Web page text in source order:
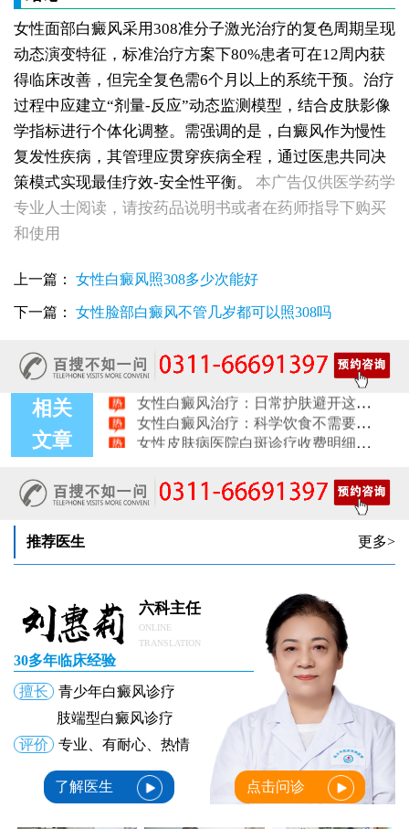
女性面部白癜风采用308准分子激光治疗的复色周期呈现
动态演变特征，标准治疗方案下80%患者可在12周内获
得临床改善，但完全复色需6个月以上的系统干预。治疗
过程中应建立“剂量-反应”动态监测模型，结合皮肤影像
学指标进行个体化调整。需强调的是，白癜风作为慢性
复发性疾病，其管理应贯穿疾病全程，通过医患共同决
策模式实现最佳疗效-安全性平衡。
本广告仅供医学药学
专业人士阅读，请按药品说明书或者在药师指导下购买
和使用
上一篇： 女性白癜风照308多少次能好
下一篇： 女性脸部白癜风不管几岁都可以照308吗
相关
文章
女性白癜风治疗：遮盖产品选择安全标准是什么
女性白斑专科诊疗：收费透明化说明
女性白癜风稳定期移植手术：需要满足哪些条件？
女性白癜风：饮食忌口的科学标准是什么
女性皮肤白斑治疗：确诊后第一步该做什么
女性白癜风治疗：日常护肤避开这些刺激成分
女性白癜风治疗：科学饮食不需要过度忌口
女性皮肤病医院白斑诊疗收费明细公开
女性白癜风治疗：中药熏蒸改善微循环的作用
治疗女性皮肤病医院开通白斑线上咨询通道，白癜风患者答疑新途径
推荐医生 更多>
六科主任
ONLINE
TRANSLATION
30多年临床经验
擅长
青少年白癜风诊疗
肢端型白癜风诊疗
评价
专业、有耐心、热情
了解医生 点击问诊